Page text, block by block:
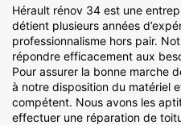
Hérault rénov 34 est une
détient plusieurs années
professionnalisme hors pair.
répondre efficacement aux
Pour assurer la bonne marche
à notre disposition du matériel
compétent. Nous avons les
effectuer une réparation de